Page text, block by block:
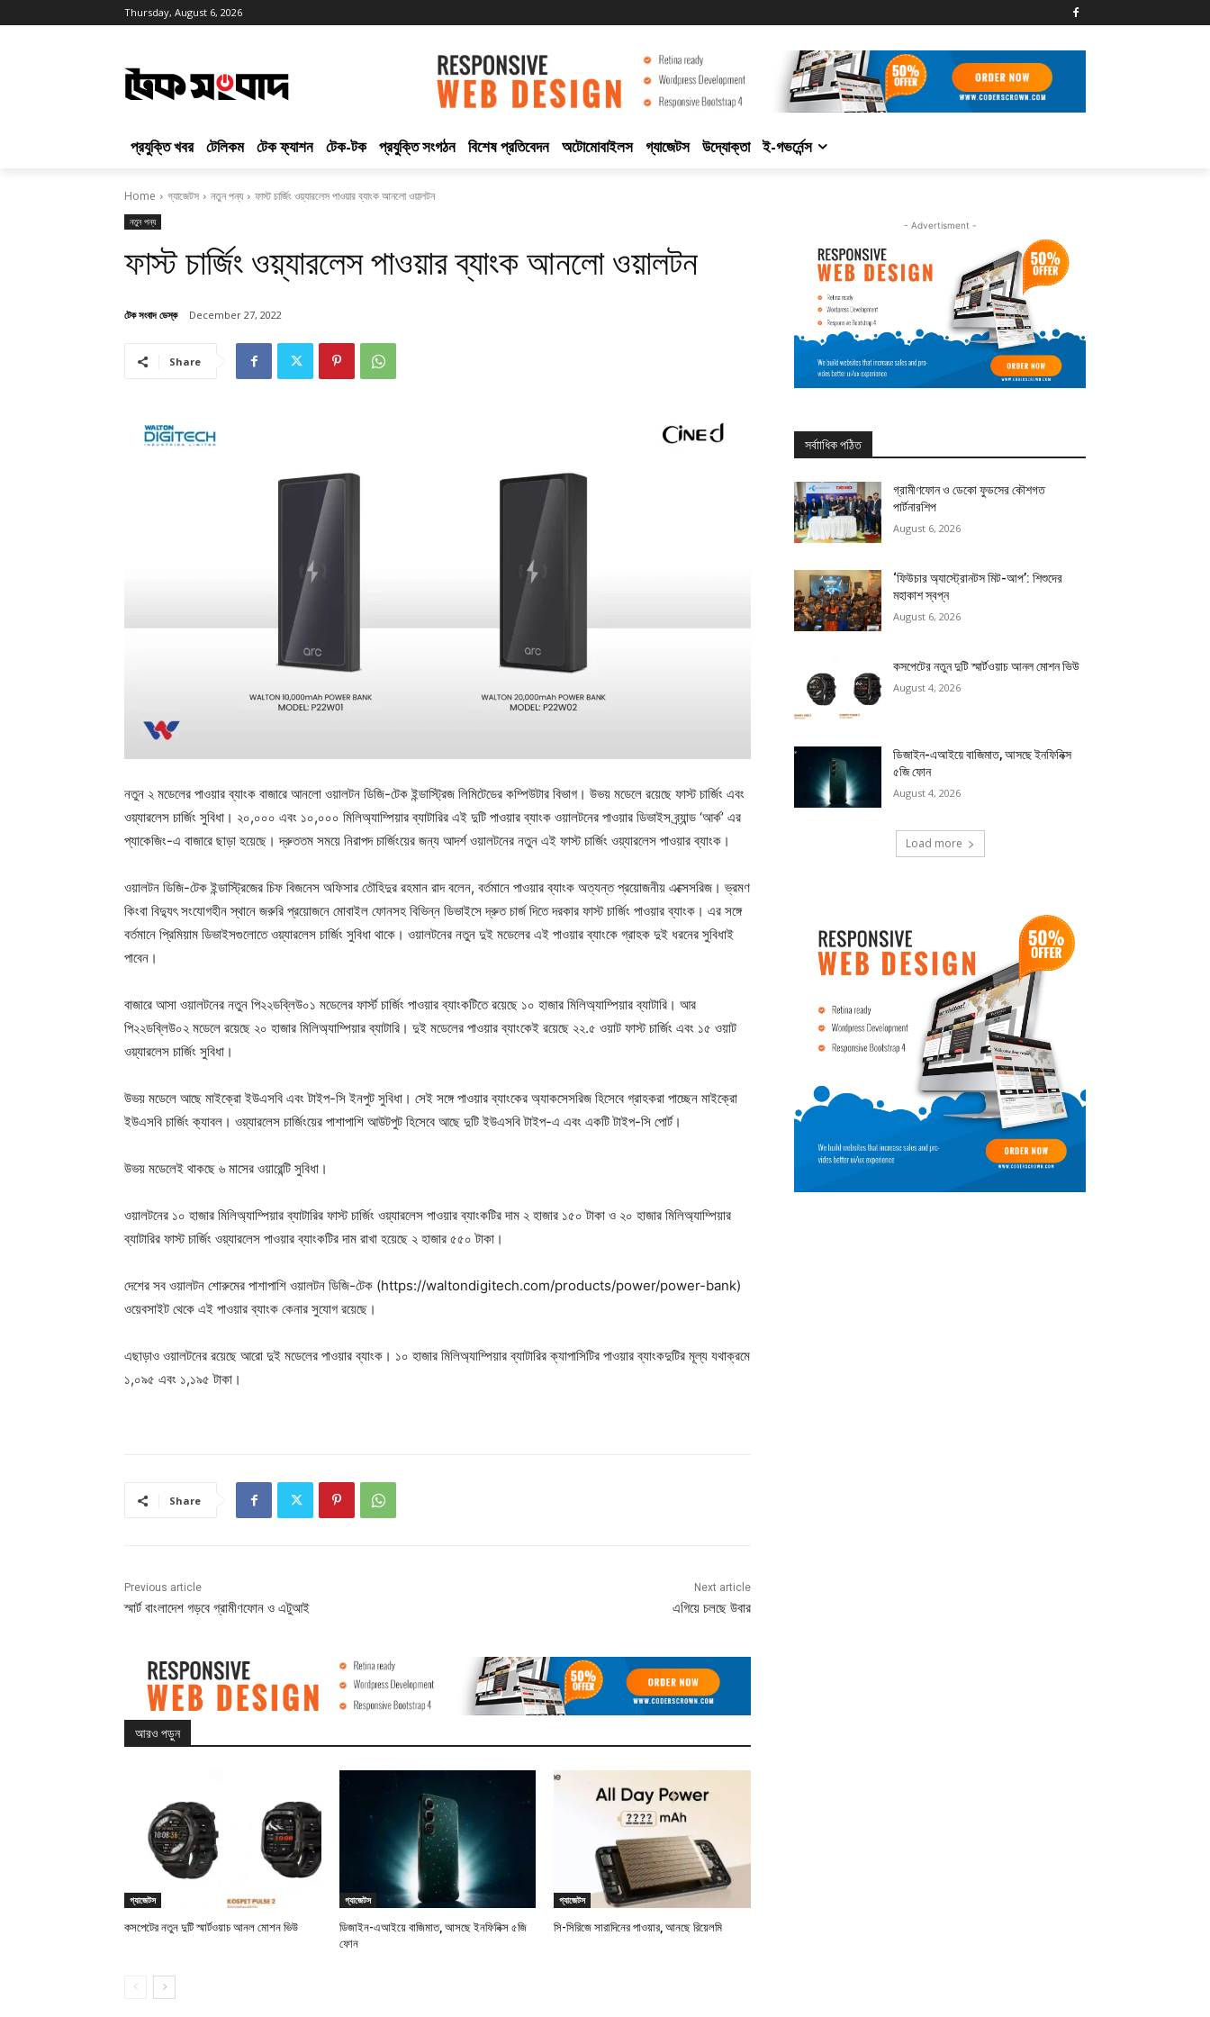
Thursday, August 6, 2026
প্রযুক্তি খবর টেলিকম টেক ফ্যাশন টেক-টক প্রযুক্তি সংগঠন বিশেষ প্রতিবেদন অটোমোবাইলস গ্যাজেটস উদ্যোক্তা ই-গভর্নেন্স
Home গ্যাজেটস নতুন পন্য ফাস্ট চার্জিং ওয়্যারলেস পাওয়ার ব্যাংক আনলো ওয়ালটন
নতুন পন্য
ফাস্ট চার্জিং ওয়্যারলেস পাওয়ার ব্যাংক আনলো ওয়ালটন
টেক সংবাদ ডেস্ক December 27, 2022
Share
নতুন ২ মডেলের পাওয়ার ব্যাংক বাজারে আনলো ওয়ালটন ডিজি-টেক ইন্ডাস্ট্রিজ লিমিটেডের কম্পিউটার বিভাগ। উভয় মডেলে রয়েছে ফাস্ট চার্জিং এবং
ওয়্যারলেস চার্জিং সুবিধা। ২০,০০০ এবং ১০,০০০ মিলিঅ্যাম্পিয়ার ব্যাটারির এই দুটি পাওয়ার ব্যাংক ওয়ালটনের পাওয়ার ডিভাইস ব্র্যান্ড ‘আর্ক’ এর
প্যাকেজিং-এ বাজারে ছাড়া হয়েছে। দ্রুততম সময়ে নিরাপদ চার্জিংয়ের জন্য আদর্শ ওয়ালটনের নতুন এই ফাস্ট চার্জিং ওয়্যারলেস পাওয়ার ব্যাংক।
ওয়ালটন ডিজি-টেক ইন্ডাস্ট্রিজের চিফ বিজনেস অফিসার তৌহিদুর রহমান রাদ বলেন, বর্তমানে পাওয়ার ব্যাংক অত্যন্ত প্রয়োজনীয় এক্সেসরিজ। ভ্রমণ
কিংবা বিদ্যুৎ সংযোগহীন স্থানে জরুরি প্রয়োজনে মোবাইল ফোনসহ বিভিন্ন ডিভাইসে দ্রুত চার্জ দিতে দরকার ফাস্ট চার্জিং পাওয়ার ব্যাংক। এর সঙ্গে
বর্তমানে প্রিমিয়াম ডিভাইসগুলোতে ওয়্যারলেস চার্জিং সুবিধা থাকে। ওয়ালটনের নতুন দুই মডেলের এই পাওয়ার ব্যাংকে গ্রাহক দুই ধরনের সুবিধাই
পাবেন।
বাজারে আসা ওয়ালটনের নতুন পি২২ডব্লিউ০১ মডেলের ফার্স্ট চার্জিং পাওয়ার ব্যাংকটিতে রয়েছে ১০ হাজার মিলিঅ্যাম্পিয়ার ব্যাটারি। আর
পি২২ডব্লিউ০২ মডেলে রয়েছে ২০ হাজার মিলিঅ্যাম্পিয়ার ব্যাটারি। দুই মডেলের পাওয়ার ব্যাংকেই রয়েছে ২২.৫ ওয়াট ফাস্ট চার্জিং এবং ১৫ ওয়াট
ওয়্যারলেস চার্জিং সুবিধা।
উভয় মডেলে আছে মাইক্রো ইউএসবি এবং টাইপ-সি ইনপুট সুবিধা। সেই সঙ্গে পাওয়ার ব্যাংকের অ্যাকসেসরিজ হিসেবে গ্রাহকরা পাচ্ছেন মাইক্রো
ইউএসবি চার্জিং ক্যাবল। ওয়্যারলেস চার্জিংয়ের পাশাপাশি আউটপুট হিসেবে আছে দুটি ইউএসবি টাইপ-এ এবং একটি টাইপ-সি পোর্ট।
উভয় মডেলেই থাকছে ৬ মাসের ওয়ারেন্টি সুবিধা।
ওয়ালটনের ১০ হাজার মিলিঅ্যাম্পিয়ার ব্যাটারির ফাস্ট চার্জিং ওয়্যারলেস পাওয়ার ব্যাংকটির দাম ২ হাজার ১৫০ টাকা ও ২০ হাজার মিলিঅ্যাম্পিয়ার
ব্যাটারির ফাস্ট চার্জিং ওয়্যারলেস পাওয়ার ব্যাংকটির দাম রাখা হয়েছে ২ হাজার ৫৫০ টাকা।
দেশের সব ওয়ালটন শোরুমের পাশাপাশি ওয়ালটন ডিজি-টেক (https://waltondigitech.com/products/power/power-bank)
ওয়েবসাইট থেকে এই পাওয়ার ব্যাংক কেনার সুযোগ রয়েছে।
এছাড়াও ওয়ালটনের রয়েছে আরো দুই মডেলের পাওয়ার ব্যাংক। ১০ হাজার মিলিঅ্যাম্পিয়ার ব্যাটারির ক্যাপাসিটির পাওয়ার ব্যাংকদুটির মূল্য যথাক্রমে
১,০৯৫ এবং ১,১৯৫ টাকা।
Share
Previous article
স্মার্ট বাংলাদেশ গড়বে গ্রামীণফোন ও এটুআই
Next article
এগিয়ে চলছে উবার
আরও পড়ুন
গ্যাজেটস
কসপেটের নতুন দুটি স্মার্টওয়াচ আনল মোশন ভিউ
গ্যাজেটস
ডিজাইন-এআইয়ে বাজিমাত, আসছে ইনফিনিক্স ৫জি
ফোন
গ্যাজেটস
সি-সিরিজে সারাদিনের পাওয়ার, আনছে রিয়েলমি
- Advertisment -
সর্বাাধিক পঠিত
গ্রামীণফোন ও ডেকো ফুডসের কৌশগত
পার্টনারশিপ
August 6, 2026
‘ফিউচার অ্যাস্ট্রোনটস মিট-আপ’: শিশুদের
মহাকাশ স্বপ্ন
August 6, 2026
কসপেটের নতুন দুটি স্মার্টওয়াচ আনল মোশন ভিউ
August 4, 2026
ডিজাইন-এআইয়ে বাজিমাত, আসছে ইনফিনিক্স
৫জি ফোন
August 4, 2026
Load more